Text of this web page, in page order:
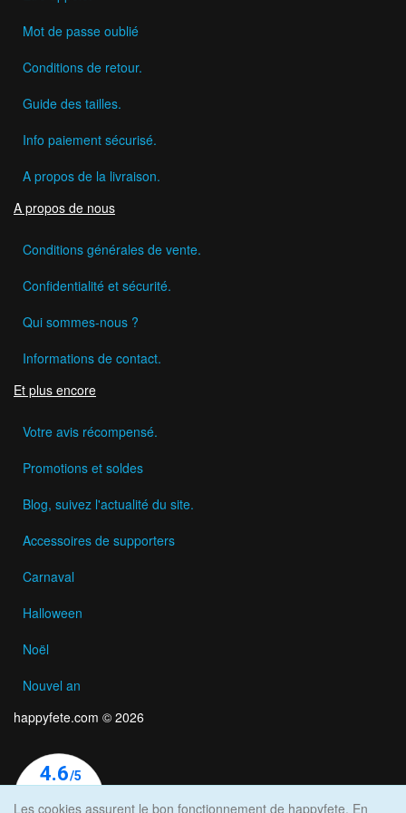
Mot de passe oublié
Conditions de retour.
Guide des tailles.
Info paiement sécurisé.
A propos de la livraison.
A propos de nous
Conditions générales de vente.
Confidentialité et sécurité.
Qui sommes-nous ?
Informations de contact.
Et plus encore
Votre avis récompensé.
Promotions et soldes
Blog, suivez l'actualité du site.
Accessoires de supporters
Carnaval
Halloween
Noël
Nouvel an
happyfete.com © 2026
Les cookies assurent le bon fonctionnement de happyfete. En